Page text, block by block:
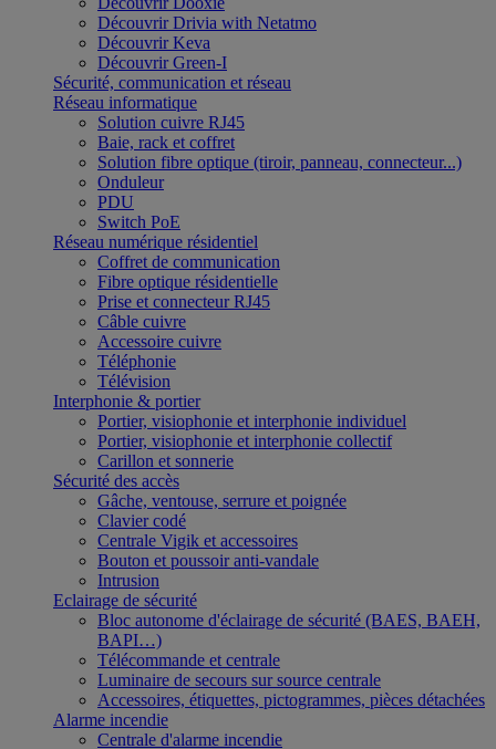
Découvrir Drivia with Netatmo
Découvrir Keva
Découvrir Green-I
Sécurité, communication et réseau
Réseau informatique
Solution cuivre RJ45
Baie, rack et coffret
Solution fibre optique (tiroir, panneau, connecteur...)
Onduleur
PDU
Switch PoE
Réseau numérique résidentiel
Coffret de communication
Fibre optique résidentielle
Prise et connecteur RJ45
Câble cuivre
Accessoire cuivre
Téléphonie
Télévision
Interphonie & portier
Portier, visiophonie et interphonie individuel
Portier, visiophonie et interphonie collectif
Carillon et sonnerie
Sécurité des accès
Gâche, ventouse, serrure et poignée
Clavier codé
Centrale Vigik et accessoires
Bouton et poussoir anti-vandale
Intrusion
Eclairage de sécurité
Bloc autonome d'éclairage de sécurité (BAES, BAEH,
BAPI…)
Télécommande et centrale
Luminaire de secours sur source centrale
Accessoires, étiquettes, pictogrammes, pièces détachées
Alarme incendie
Centrale d'alarme incendie